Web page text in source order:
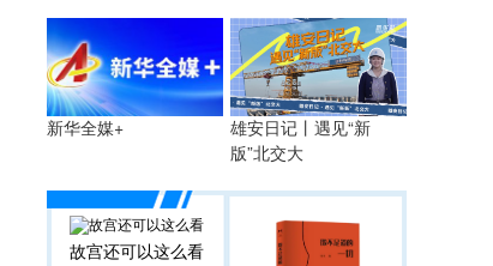
新华全媒+
雄安日记丨遇见“新
版”北交大
故宫还可以这么看